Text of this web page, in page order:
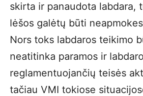
skirta ir panaudota labdara,
lėšos galėtų būti
Nors toks labdaros teikimo
neatitinka paramos ir
reglamentuojančių teisės
tačiau VMI tokiose